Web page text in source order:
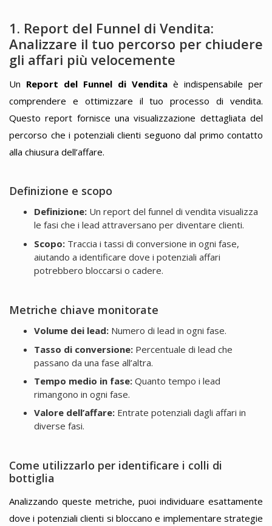
1. Report del Funnel di Vendita:
Analizzare il tuo percorso per chiudere
gli affari più velocemente
Un Report del Funnel di Vendita è indispensabile per
comprendere e ottimizzare il tuo processo di vendita.
Questo report fornisce una visualizzazione dettagliata del
percorso che i potenziali clienti seguono dal primo contatto
alla chiusura dell’affare.
Definizione e scopo
Definizione:Un report del funnel di vendita visualizza
le fasi che i lead attraversano per diventare clienti.
Scopo:Traccia i tassi di conversione in ogni fase,
aiutando a identificare dove i potenziali affari
potrebbero bloccarsi o cadere.
Metriche chiave monitorate
Volume dei lead:Numero di lead in ogni fase.
Tasso di conversione:Percentuale di lead che
passano da una fase all’altra.
Tempo medio in fase:Quanto tempo i lead
rimangono in ogni fase.
Valore dell’affare:Entrate potenziali dagli affari in
diverse fasi.
Come utilizzarlo per identificare i colli di
bottiglia
Analizzando queste metriche, puoi individuare esattamente
dove i potenziali clienti si bloccano e implementare strategie